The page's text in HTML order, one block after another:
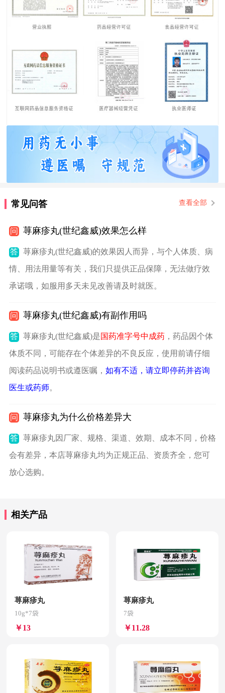
常见问答 查看全部
问 荨麻疹丸(世纪鑫威)效果怎么样
答 荨麻疹丸(世纪鑫威)的效果因人而异，与个人体质、病
情、用法用量等有关，我们只提供正品保障，无法做疗效
承诺哦，如服用多天未见改善请及时就医。
问 荨麻疹丸(世纪鑫威)有副作用吗
答 荨麻疹丸(世纪鑫威)是国药准字号中成药，药品因个体
体质不同，可能存在个体差异的不良反应，使用前请仔细
阅读药品说明书或遵医嘱， 如有不适，请立即停药并咨询
医生或药师。
问 荨麻疹丸为什么价格差异大
答 荨麻疹丸因厂家、规格、渠道、效期、成本不同，价格
会有差异，本店荨麻疹丸均为正规正品、资质齐全，您可
放心选购。
相关产品
荨麻疹丸
10g*7袋
￥13
荨麻疹丸
7袋
￥11.28